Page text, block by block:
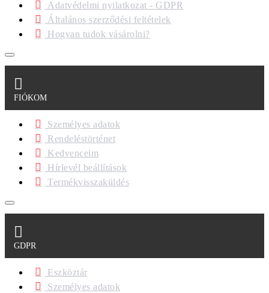
Adatvédelmi nyilatkozat - GDPR
Általános szerződési feltételek
Hogyan tudok vásárolni?
FIÓKOM
Személyes adatok
Rendeléstörténet
Kedvenceim
Hírlevél beállítások
Termékvisszaküldés
GDPR
Eszköztár
Személyes adatok